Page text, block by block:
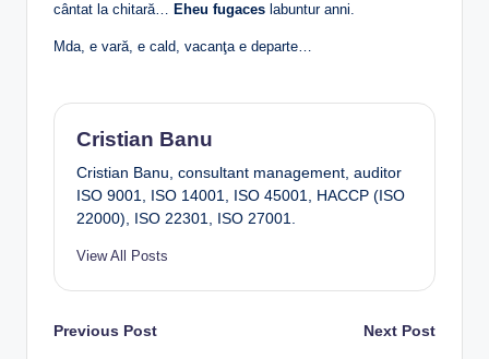
cântat la chitară… Eheu fugaces labuntur anni.
Mda, e vară, e cald, vacanţa e departe…
Cristian Banu
Cristian Banu, consultant management, auditor
ISO 9001, ISO 14001, ISO 45001, HACCP (ISO
22000), ISO 22301, ISO 27001.
View All Posts
Post
Previous Post Next Post